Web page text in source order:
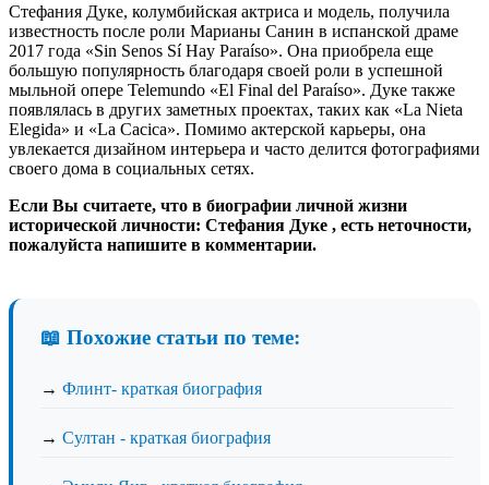
Стефания Дуке, колумбийская актриса и модель, получила
известность после роли Марианы Санин в испанской драме
2017 года «Sin Senos Sí Hay Paraíso». Она приобрела еще
большую популярность благодаря своей роли в успешной
мыльной опере Telemundo «El Final del Paraíso». Дуке также
появлялась в других заметных проектах, таких как «La Nieta
Elegida» и «La Cacica». Помимо актерской карьеры, она
увлекается дизайном интерьера и часто делится фотографиями
своего дома в социальных сетях.
Если Вы считаете, что в биографии личной жизни
исторической личности: Стефания Дуке , есть неточности,
пожалуйста напишите в комментарии.
📖 Похожие статьи по теме:
→ Флинт- краткая биография
→ Султан - краткая биография